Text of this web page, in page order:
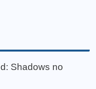
Shadows no